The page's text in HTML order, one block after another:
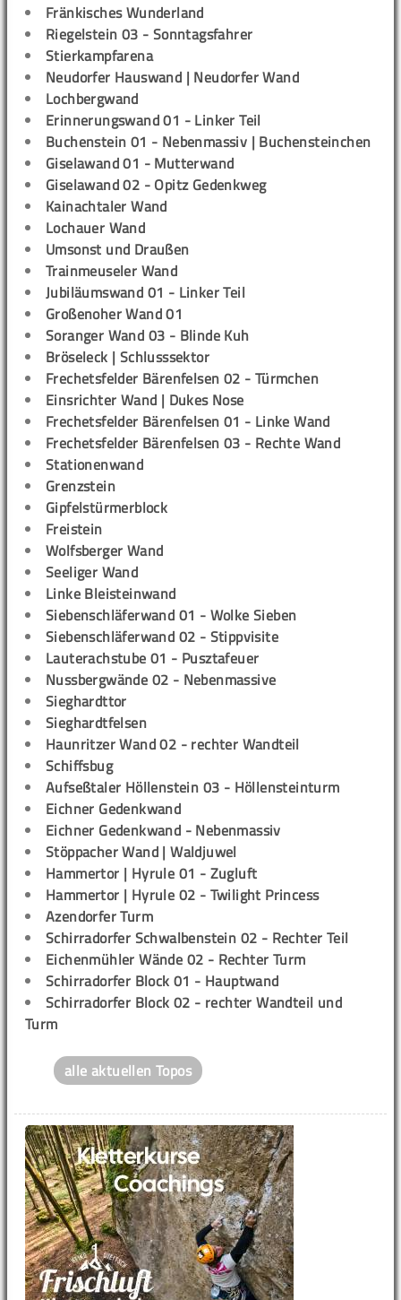
Fränkisches Wunderland
Riegelstein 03 - Sonntagsfahrer
Stierkampfarena
Neudorfer Hauswand | Neudorfer Wand
Lochbergwand
Erinnerungswand 01 - Linker Teil
Buchenstein 01 - Nebenmassiv | Buchensteinchen
Giselawand 01 - Mutterwand
Giselawand 02 - Opitz Gedenkweg
Kainachtaler Wand
Lochauer Wand
Umsonst und Draußen
Trainmeuseler Wand
Jubiläumswand 01 - Linker Teil
Großenoher Wand 01
Soranger Wand 03 - Blinde Kuh
Bröseleck | Schlusssektor
Frechetsfelder Bärenfelsen 02 - Türmchen
Einsrichter Wand | Dukes Nose
Frechetsfelder Bärenfelsen 01 - Linke Wand
Frechetsfelder Bärenfelsen 03 - Rechte Wand
Stationenwand
Grenzstein
Gipfelstürmerblock
Freistein
Wolfsberger Wand
Seeliger Wand
Linke Bleisteinwand
Siebenschläferwand 01 - Wolke Sieben
Siebenschläferwand 02 - Stippvisite
Lauterachstube 01 - Pusztafeuer
Nussbergwände 02 - Nebenmassive
Sieghardttor
Sieghardtfelsen
Haunritzer Wand 02 - rechter Wandteil
Schiffsbug
Aufseßtaler Höllenstein 03 - Höllensteinturm
Eichner Gedenkwand
Eichner Gedenkwand - Nebenmassiv
Stöppacher Wand | Waldjuwel
Hammertor | Hyrule 01 - Zugluft
Hammertor | Hyrule 02 - Twilight Princess
Azendorfer Turm
Schirradorfer Schwalbenstein 02 - Rechter Teil
Eichenmühler Wände 02 - Rechter Turm
Schirradorfer Block 01 - Hauptwand
Schirradorfer Block 02 - rechter Wandteil und
Turm
alle aktuellen Topos